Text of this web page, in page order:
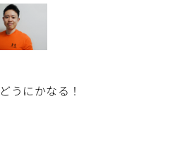
うにかなる！